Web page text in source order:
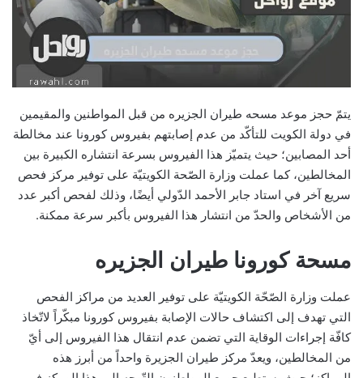
يتمّ حجز موعد مسحه طيران الجزيره من قبل المواطنين والمقيمين
في دولة الكويت للتأكّد من عدم إصابتهم بفيروس كورونا عند مخالطة
أحد المصابين؛ حيث يتميّز هذا الفيروس بسرعة انتشاره الكبيرة بين
المخالطين، كما عملت وزارة الصّحة الكويتيّة على توفير مركز فحص
سريع آخر في استاد جابر الأحمد الدّولي أيضًا، وذلك لفحص أكبر عدد
من الأشخاص والحدّ من انتشار هذا الفيروس بأكبر سرعة ممكنة.
مسحة كورونا طيران الجزيره
عملت وزارة الصّحّة الكويتيّة على توفير العديد من مراكز الفحص
التي تهدف إلى اكتشاف حالات الإصابة بفيروس كورونا مبكّراً لاتّخاذ
كافّة إجراءات الوقاية التي تضمن عدم انتقال هذا الفيروس إلى أيّ
من المخالطين، ويعدّ مركز طيران الجزيرة واحداً من أبرز هذه